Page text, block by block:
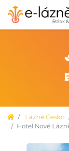
Lázně Česko
Hotel Nové